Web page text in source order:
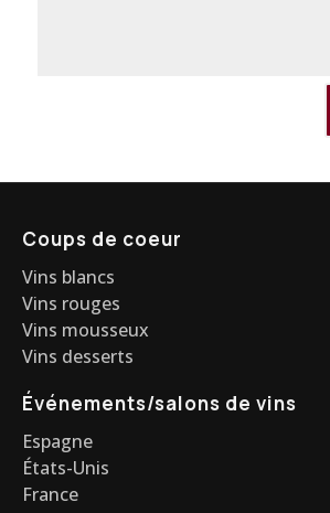
Coups de coeur
Vins blancs
Vins rouges
Vins mousseux
Vins desserts
Événements/salons de vins
Espagne
États-Unis
France